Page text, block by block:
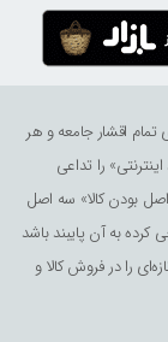
تمام اقشار جامعه و هر
را تداعی
بودن کالا» سه اصل
به آن پایبند باشد
را در فروش کالا و